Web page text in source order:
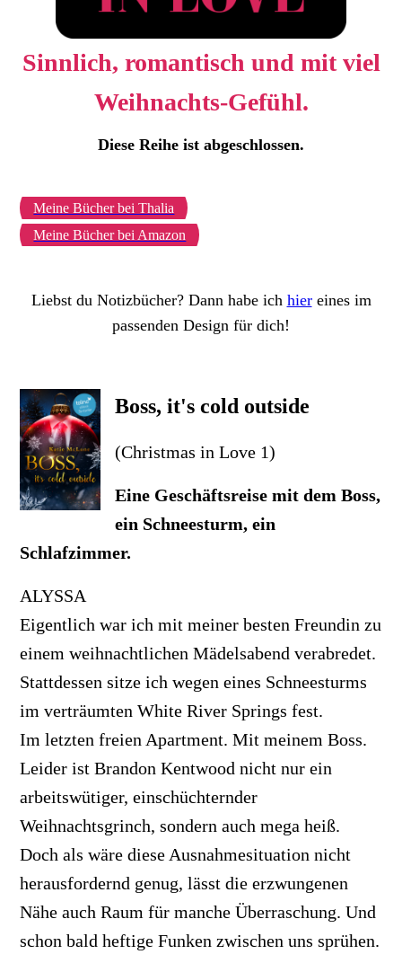
Sinnlich, romantisch und mit viel
Weihnachts-Gefühl.
Diese Reihe ist abgeschlossen.
Meine Bücher bei Thalia
Meine Bücher bei Amazon
Liebst du Notizbücher? Dann habe ich hiereines im
passenden Design für dich!
Boss, it's cold outside
(Christmas in Love 1)
Eine Geschäftsreise mit dem Boss,
ein Schneesturm, ein
Schlafzimmer.
ALYSSA
Eigentlich war ich mit meiner besten Freundin zu
einem weihnachtlichen Mädelsabend verabredet.
Stattdessen sitze ich wegen eines Schneesturms
im verträumten White River Springs fest.
Im letzten freien Apartment. Mit meinem Boss.
Leider ist Brandon Kentwood nicht nur ein
arbeitswütiger, einschüchternder
Weihnachtsgrinch, sondern auch mega heiß.
Doch als wäre diese Ausnahmesituation nicht
herausfordernd genug, lässt die erzwungenen
Nähe auch Raum für manche Überraschung. Und
schon bald heftige Funken zwischen uns sprühen.